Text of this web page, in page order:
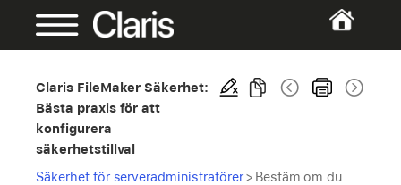
Claris FileMaker Säkerhet:
Bästa praxis för att
konfigurera
säkerhetstillval
Säkerhet för serveradministratörer> Bestäm om du